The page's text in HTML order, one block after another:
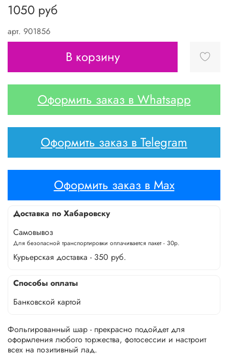
арт. 901856
1050 руб
В корзину
Оформить заказ в Whatsapp
Оформить заказ в Telegram
Оформить заказ в Max
Доставка по Хабаровску
Самовывоз
Для безопасной транспортировки оплачивается пакет - 30р.
Курьерская доставка - 350 руб.
Способы оплаты
Банковской картой
Фольгированный шар - прекрасно подойдет для
оформления любого торжества, фотосессии и настроит
всех на позитивный лад.